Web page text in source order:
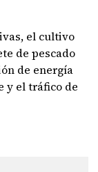
el cultivo
de pescado
de energía
y el tráfico de